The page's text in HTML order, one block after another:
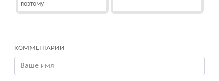
поэтому
КОММЕНТАРИИ